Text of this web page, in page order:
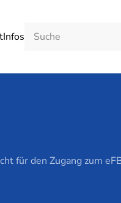
Infos
für den Zugang zum